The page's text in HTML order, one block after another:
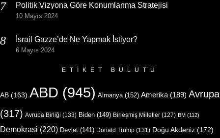
Politik Vizyona Göre Konumlanma Stratejisi
10 Mayıs 2024
İsrail Gazze’de Ne Yapmak İstiyor?
6 Mayıs 2024
ETIKET BULUTU
AB (163) ABD (945) Almanya (152) Amerika (189) Avrupa
(317) Avrupa Birliği (133) Biden (149) Birleşmiş Milletler (127) BM (112)
Demokrasi (220) Devlet (141) Donald Trump (131) Doğu Akdeniz (172)